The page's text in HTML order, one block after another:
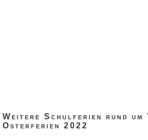
Weitere Schulferien rund um
Osterferien 2022